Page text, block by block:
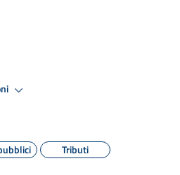
Tributi